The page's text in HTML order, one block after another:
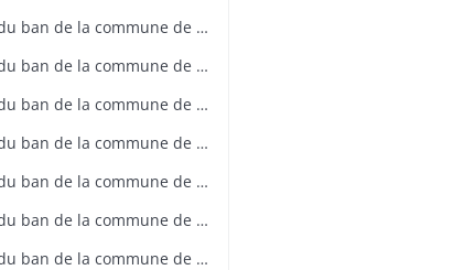
Blotzheim : plan et arpentage du ban de la commune de Blotzheim (plan dressé sur ordre de l'intendant vers 1765)
Blotzheim : plan et arpentage du ban de la commune de Blotzheim (plan dressé sur ordre de l'intendant vers 1765)
Blotzheim : plan et arpentage du ban de la commune de Blotzheim (plan dressé sur ordre de l'intendant vers 1765)
Blotzheim : plan et arpentage du ban de la commune de Blotzheim (plan dressé sur ordre de l'intendant vers 1765)
Blotzheim : plan et arpentage du ban de la commune de Blotzheim (plan dressé sur ordre de l'intendant vers 1765)
Blotzheim : plan et arpentage du ban de la commune de Blotzheim (plan dressé sur ordre de l'intendant vers 1765)
Blotzheim : plan et arpentage du ban de la commune de Blotzheim (plan dressé sur ordre de l'intendant vers 1765)